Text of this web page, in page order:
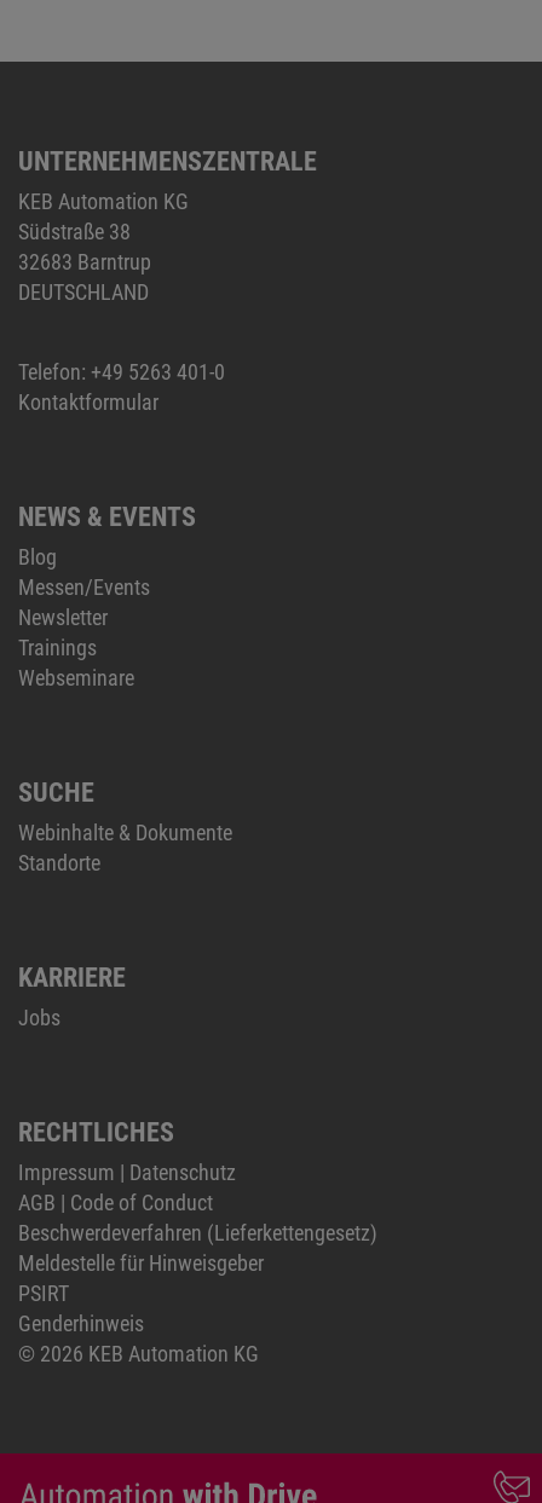
UNTERNEHMENSZENTRALE
KEB Automation KG
Südstraße 38
32683 Barntrup
DEUTSCHLAND
Telefon: +49 5263 401-0
Kontaktformular
NEWS & EVENTS
Blog
Messen/Events
Newsletter
Trainings
Webseminare
SUCHE
Webinhalte & Dokumente
Standorte
KARRIERE
Jobs
RECHTLICHES
Impressum | Datenschutz
AGB | Code of Conduct
Beschwerdeverfahren (Lieferkettengesetz)
Meldestelle für Hinweisgeber
PSIRT
Genderhinweis
© 2026 KEB Automation KG